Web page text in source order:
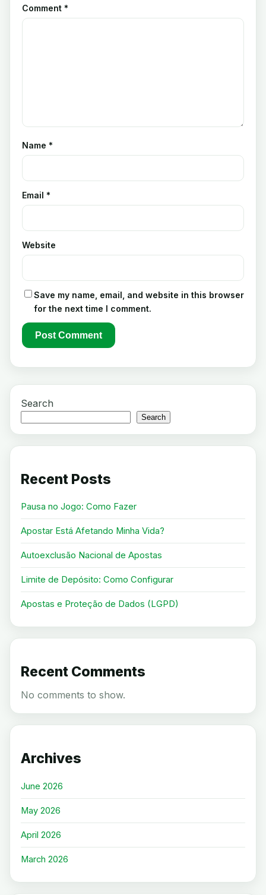
Comment *
Name *
Email *
Website
Save my name, email, and website in this browser
for the next time I comment.
Search
Search
Recent Posts
Pausa no Jogo: Como Fazer
Apostar Está Afetando Minha Vida?
Autoexclusão Nacional de Apostas
Limite de Depósito: Como Configurar
Apostas e Proteção de Dados (LGPD)
Recent Comments
No comments to show.
Archives
June 2026
May 2026
April 2026
March 2026